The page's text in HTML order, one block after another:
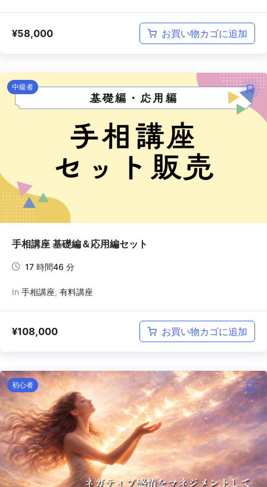
¥58,000 お買い物カゴに追加
中級者
手相講座 基礎編＆応用編セット
17 時間46 分
In 手相講座, 有料講座
¥108,000 お買い物カゴに追加
初心者